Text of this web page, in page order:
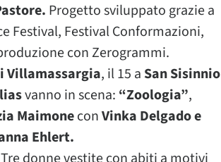
Progetto sviluppato grazie a
Festival, Festival Conformazioni,
con Zerogrammi.
Villamassargia, il 15 a San Sisinnio
vanno in scena: “Zoologia”,
MaimoneconVinka Delgado e
Ehlert.